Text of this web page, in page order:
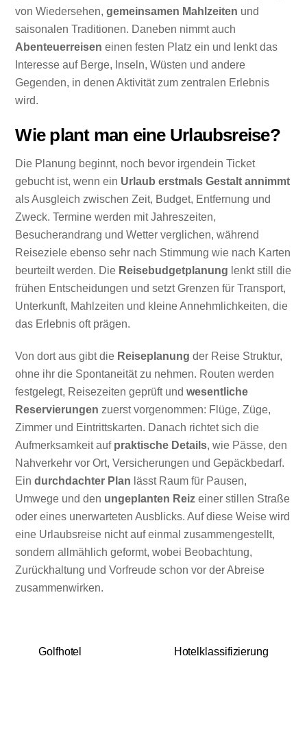
von Wiedersehen,gemeinsamen Mahlzeiten und
saisonalen Traditionen. Daneben nimmt auch
Abenteuerreisen einen festen Platz ein und lenkt das
Interesse auf Berge, Inseln, Wüsten und andere
Gegenden, in denen Aktivität zum zentralen Erlebnis
wird.
Wie plant man eine Urlaubsreise?
Die Planung beginnt, noch bevor irgendein Ticket
gebucht ist, wenn ein Urlaub erstmals Gestalt annimmt
als Ausgleich zwischen Zeit, Budget, Entfernung und
Zweck. Termine werden mit Jahreszeiten,
Besucherandrang und Wetter verglichen, während
Reiseziele ebenso sehr nach Stimmung wie nach Karten
beurteilt werden. Die Reisebudgetplanung lenkt still die
frühen Entscheidungen und setzt Grenzen für Transport,
Unterkunft, Mahlzeiten und kleine Annehmlichkeiten, die
das Erlebnis oft prägen.
Von dort aus gibt die Reiseplanung der Reise Struktur,
ohne ihr die Spontaneität zu nehmen. Routen werden
festgelegt, Reisezeiten geprüft undwesentliche
Reservierungen zuerst vorgenommen: Flüge, Züge,
Zimmer und Eintrittskarten. Danach richtet sich die
Aufmerksamkeit auf praktische Details, wie Pässe, den
Nahverkehr vor Ort, Versicherungen und Gepäckbedarf.
Eindurchdachter Plan lässt Raum für Pausen,
Umwege und den ungeplanten Reiz einer stillen Straße
oder eines unerwarteten Ausblicks. Auf diese Weise wird
eine Urlaubsreise nicht auf einmal zusammengestellt,
sondern allmählich geformt, wobei Beobachtung,
Zurückhaltung und Vorfreude schon vor der Abreise
zusammenwirken.
Golfhotel Hotelklassifizierung